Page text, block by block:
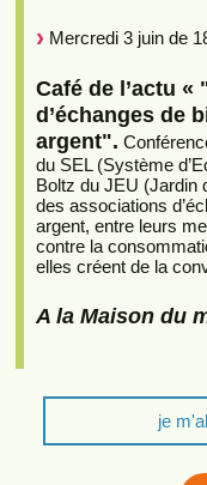
Mercredi 3 juin de
Café de l’actu
d’échanges de
argent".
du SEL (Système
Boltz du JEU (Jardin
des associations
argent, entre leurs
contre la
elles créent de la
A la Maison du
je